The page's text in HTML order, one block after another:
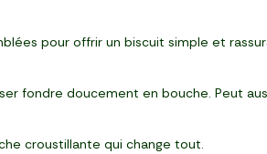
pour offrir un biscuit simple et
fondre doucement en bouche. Peut
croustillante qui change tout.